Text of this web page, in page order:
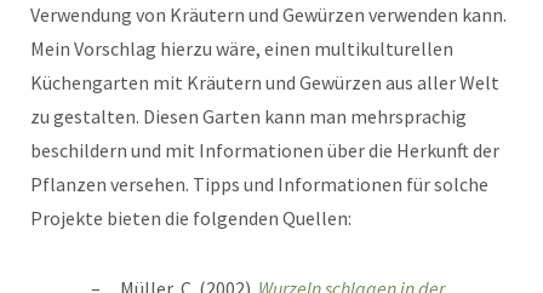
Verwendung von Kräutern und Gewürzen verwenden kann.
Mein Vorschlag hierzu wäre, einen multikulturellen
Küchengarten mit Kräutern und Gewürzen aus aller Welt
zu gestalten. Diesen Garten kann man mehrsprachig
beschildern und mit Informationen über die Herkunft der
Pflanzen versehen. Tipps und Informationen für solche
Projekte bieten die folgenden Quellen:
Müller, C. (2002). Wurzeln schlagen in der